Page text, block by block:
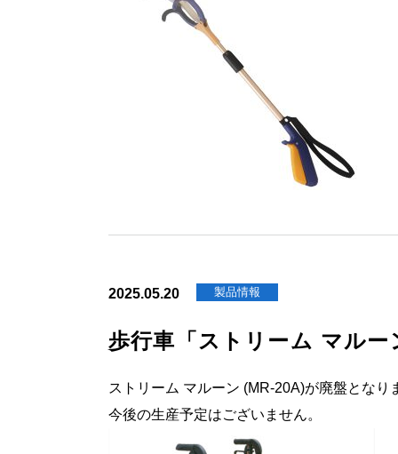
2025.05.20 製品情報
歩行車「ストリーム マル
ストリーム マルーン (MR-20A)が廃盤となり
今後の生産予定はございません。